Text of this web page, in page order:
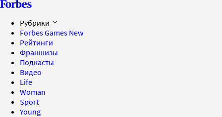
Рубрики
Forbes Games New
Рейтинги
Франшизы
Подкасты
Видео
Life
Woman
Sport
Young